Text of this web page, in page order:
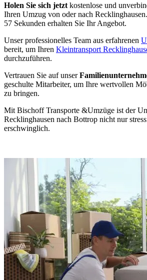
Holen Sie sich jetzt kostenlose und
Ihren Umzug von oder nach
57 Sekunden erhalten Sie Ihr Angebot.
Unser professionelles Team aus erfahrenen
bereit, um Ihren Kleintransport
durchzuführen.
Vertrauen Sie auf unser
geschulte Mitarbeiter, um Ihre wertvollen
zu bringen.
Mit Bischoff Transporte &Umzüge ist der
Recklinghausen nach Bottrop nicht nur
erschwinglich.